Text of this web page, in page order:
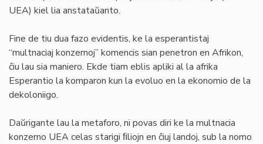
UEA) kiel lia anstataŭanto.
Fine de tiu dua fazo evidentis, ke la esperantistaj
“multnaciaj konzernoj” komencis sian penetron en Afrikon,
ĉiu lau sia maniero. Ekde tiam eblis apliki al la afrika
Esperantio la komparon kun la evoluo en la ekonomio de la
dekoloniigo.
Daŭrigante lau la metaforo, ni povas diri ke la multnacia
konzerno UEA celas starigi ﬁliojn en ĉiuj landoj, sub la nomo